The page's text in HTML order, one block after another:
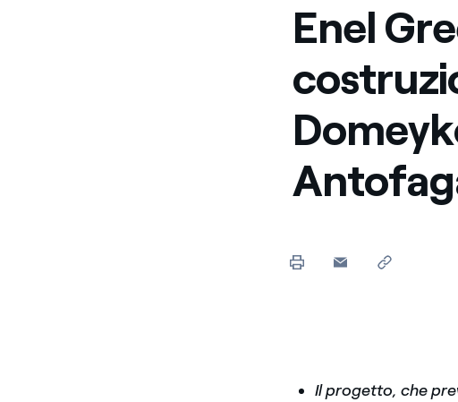
Enel
Il progetto, che